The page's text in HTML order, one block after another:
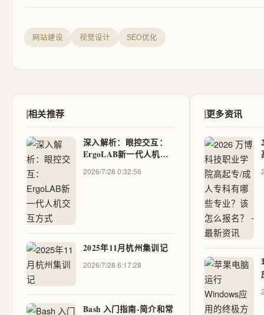
网站建设 视觉设计 SEO优化
相关推荐
深入解析：眼控交互：
ErgoLAB新一代人机交
互方式
2026/7/28 0:32:56
2025年11月杭州集训记
2026/7/28 6:17:28
Bash 入门指南-简介和常
更多资讯